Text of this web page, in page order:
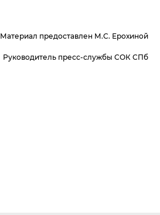
Материал предоставлен М.С. Ерохиной
Руководитель пресс-службы СОК СПб